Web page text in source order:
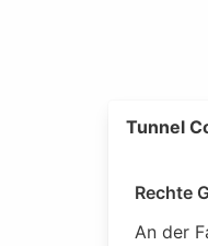
Tunnel
Rechte
An der